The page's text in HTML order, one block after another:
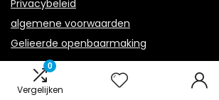
0
Vergelijken
Privacybeleid
algemene voorwaarden
Gelieerde openbaarmaking